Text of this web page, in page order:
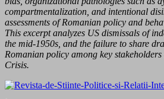
compartmentalization, and intentional
assessments of Romanian policy and
This excerpt analyzes US dismissals of
the mid-1950s, and the failure to share
Romanian policy among key
Crisis.